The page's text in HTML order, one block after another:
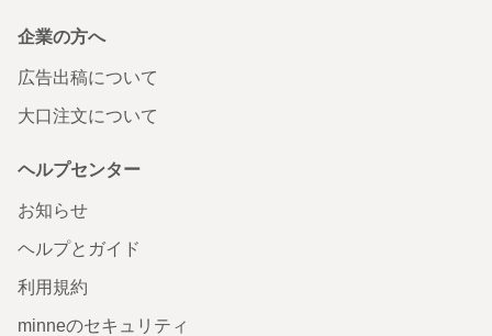
企業の方へ
広告出稿について
大口注文について
ヘルプセンター
お知らせ
ヘルプとガイド
利用規約
minneのセキュリティ